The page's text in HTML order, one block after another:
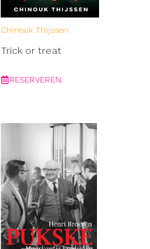
Chinouk Thijssen
Trick or treat
RESERVEREN